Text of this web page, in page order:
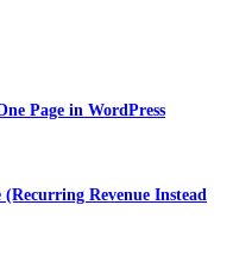
Page in WordPress
Revenue Instead